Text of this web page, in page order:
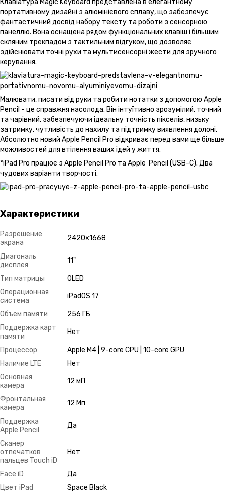
Клавіатура Magic Keyboard представлена в елегантному
портативному дизайні з алюмінієвого сплаву, що забезпечує
фантастичний досвід набору тексту та роботи з сенсорною
панеллю. Вона оснащена рядом функціональних клавіш і більшим
скляним трекпадом з тактильним відгуком, що дозволяє
здійснювати точні рухи та мультисенсорні жести для зручного
керування.
Малювати, писати від руки та робити нотатки з допомогою Apple
Pencil - це справжня насолода. Він інтуїтивно зрозумілий, точний
та чарівний, забезпечуючи ідеальну точність пікселів, низьку
затримку, чутливість до нахилу та підтримку виявлення долоні.
Абсолютно новий Apple Pencil Pro відкриває перед вами ще більше
можливостей для втілення ваших ідей у життя.
*iPad Pro працює з Apple Pencil Pro та Apple Pencil (USB-C). Два
чудових варіанти творчості.
Характеристики
Разрешение
экрана
2420×1668
Диагональ
дисплея
11"
Тип матрицы
OLED
Операционная
система
iPadOS 17
Объем памяти
256 ГБ
Поддержка карт
памяти
Нет
Процессор
Apple M4 | 9-core CPU | 10-core GPU
Наличие LTE
Нет
Основная
камера
12 мП
Фронтальная
камера
12 Мп
Поддержка
Apple Pencil
Да
Сканер
отпечатков
пальцев Touch iD
Нет
Face iD
Да
Цвет iPad
Space Black